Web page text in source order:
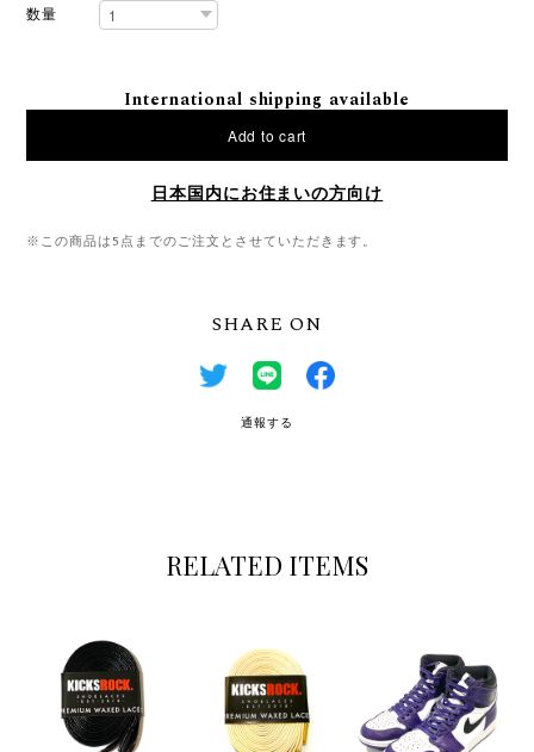
数量
International shipping available
Add to cart
日本国内にお住まいの方向け
※この商品は5点までのご注文とさせていただきます。
SHARE ON
通報する
RELATED ITEMS